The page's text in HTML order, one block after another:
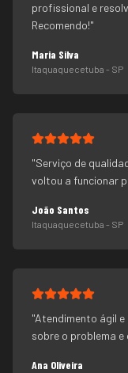
profissional e
Recomendo!"
Maria Silva
Itaquaquecetuba - SP
"Serviço de
voltou a funcionar
João Santos
Itaquaquecetuba - SP
"Atendimento ágil
sobre o problema e
Ana Oliveira